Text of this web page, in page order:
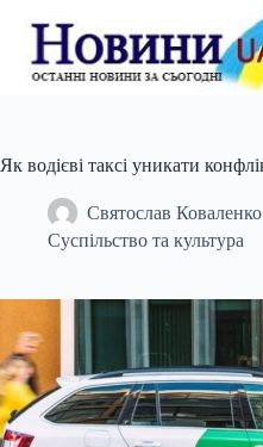
вмісту
Як водієві таксі уникати
Святослав Коваленко
Суспільство та культура